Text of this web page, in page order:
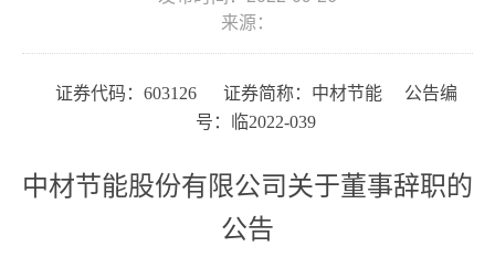
来源：
证券代码： 603126 证券简称：中材节能
公告编
号：临2022-039
中材节能股份有限公司关于董事辞职的
公告